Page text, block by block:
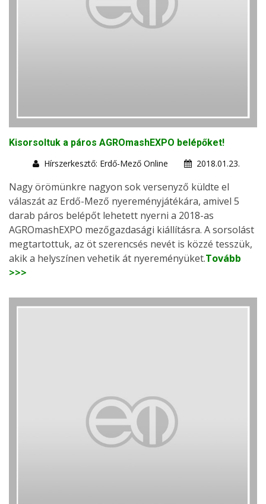
Kisorsoltuk a páros AGROmashEXPO belépőket!
Hírszerkesztő: Erdő-Mező Online
2018.01.23.
Nagy örömünkre nagyon sok versenyző küldte el
válaszát az Erdő-Mező nyereményjátékára, amivel 5
darab páros belépőt lehetett nyerni a 2018-as
AGROmashEXPO mezőgazdasági kiállításra. A sorsolást
megtartottuk, az öt szerencsés nevét is közzé tesszük,
akik a helyszínen vehetik át nyereményüket.Tovább
>>>